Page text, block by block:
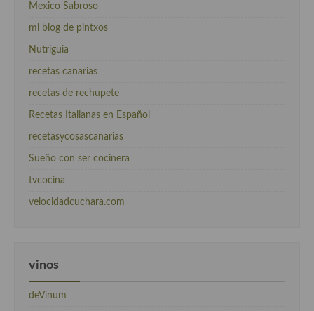
Mexico Sabroso
mi blog de pintxos
Nutriguia
recetas canarias
recetas de rechupete
Recetas Italianas en Español
recetasycosascanarias
Sueño con ser cocinera
tvcocina
velocidadcuchara.com
vinos
deVinum